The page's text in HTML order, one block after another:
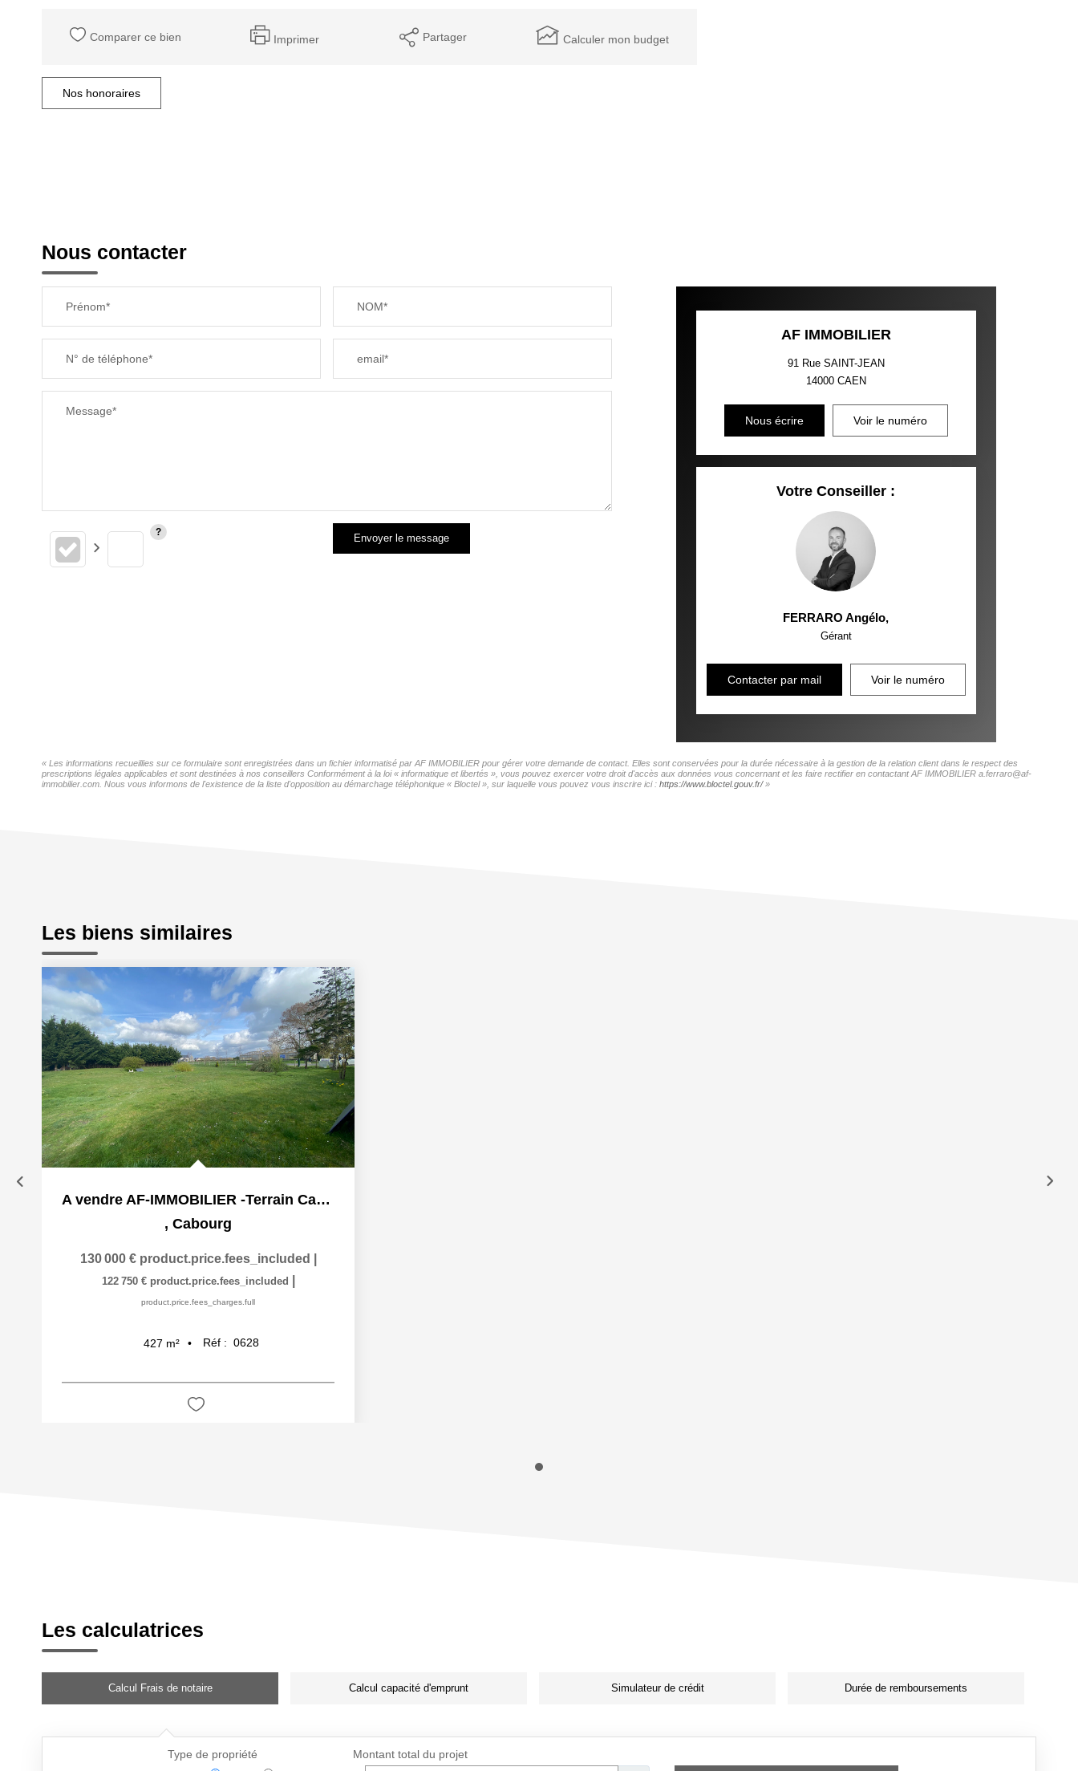
Comparer ce bien Imprimer Partager Calculer mon budget
Nos honoraires
Nous contacter
Prénom* NOM*
N° de téléphone* email*
Message*
Envoyer le message
AF IMMOBILIER
91 Rue SAINT-JEAN
14000 CAEN
Nous écrire Voir le numéro
Votre Conseiller :
FERRARO Angélo,
Gérant
Contacter par mail Voir le numéro
« Les informations recueillies sur ce formulaire sont enregistrées dans un fichier informatisé par AF IMMOBILIER pour gérer votre demande de contact. Elles sont conservées pour la durée nécessaire à la gestion de la relation client dans le respect des
prescriptions légales applicables et sont destinées à nos conseillers Conformément à la loi « informatique et libertés », vous pouvez exercer votre droit d'accès aux données vous concernant et les faire rectifier en contactant AF IMMOBILIER a.ferraro@af-
immobilier.com. Nous vous informons de l'existence de la liste d'opposition au démarchage téléphonique « Bloctel », sur laquelle vous pouvez vous inscrire ici : https://www.bloctel.gouv.fr/»
Les biens similaires
A vendre AF-IMMOBILIER -Terrain Cabourg
, Cabourg
130 000 € product.price.fees_included
122 750 € product.price.fees_included
product.price.fees_charges.full
427 m² Réf : 0628
Les calculatrices
Calcul Frais de notaire Calcul capacité d'emprunt Simulateur de crédit Durée de remboursements